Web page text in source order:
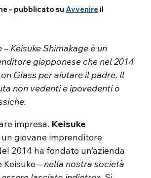
– pubblicato su Avvenire il
Keisuke Shimakage è un
giapponese che nel 2014
Glass per aiutare il padre. Il
non vedenti e ipovedenti o
impresa. Keisuke
un giovane imprenditore
2014 ha fondato un’azienda
Keisuke –nella nostra società